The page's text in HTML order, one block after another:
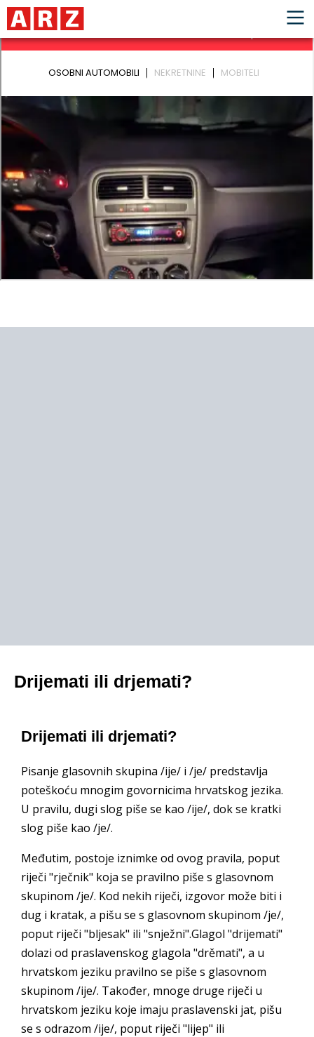
Drijemati ili drjemati?
Drijemati ili drjemati?
Pisanje glasovnih skupina /ije/ i /je/ predstavlja
poteškoću mnogim govornicima hrvatskog jezika.
U pravilu, dugi slog piše se kao /ije/, dok se kratki
slog piše kao /je/.
Međutim, postoje iznimke od ovog pravila, poput
riječi "rječnik" koja se pravilno piše s glasovnom
skupinom /je/. Kod nekih riječi, izgovor može biti i
dug i kratak, a pišu se s glasovnom skupinom /je/,
poput riječi "bljesak" ili "snježni".Glagol "drijemati"
dolazi od praslavenskog glagola "drěmati", a u
hrvatskom jeziku pravilno se piše s glasovnom
skupinom /ije/. Također, mnoge druge riječi u
hrvatskom jeziku koje imaju praslavenski jat, pišu
se s odrazom /ije/, poput riječi "lijep" ili